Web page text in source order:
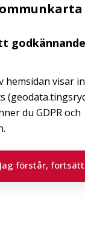
hemsidan visar
du GDPR och
Jag förstår,